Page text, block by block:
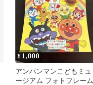
¥ 1,000
アンパンマンこどもミュ
ージアム フォトフレーム